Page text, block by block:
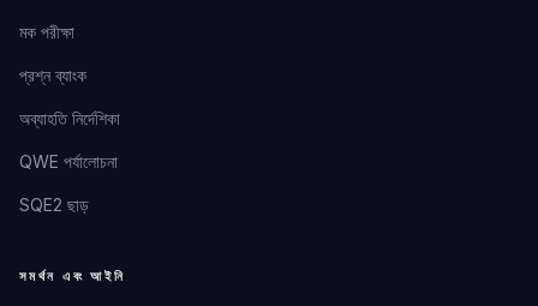
মক পরীক্ষা
প্রশ্ন ব্যাংক
অব্যাহতি নির্দেশিকা
QWE পর্যালোচনা
SQE2 ছাড়
সমর্থন এবং আইনি